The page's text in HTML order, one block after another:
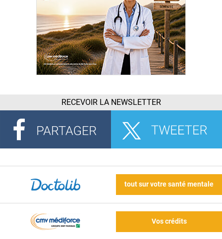
RECEVOIR LA NEWSLETTER
tout sur votre santé mentale
Vos crédits